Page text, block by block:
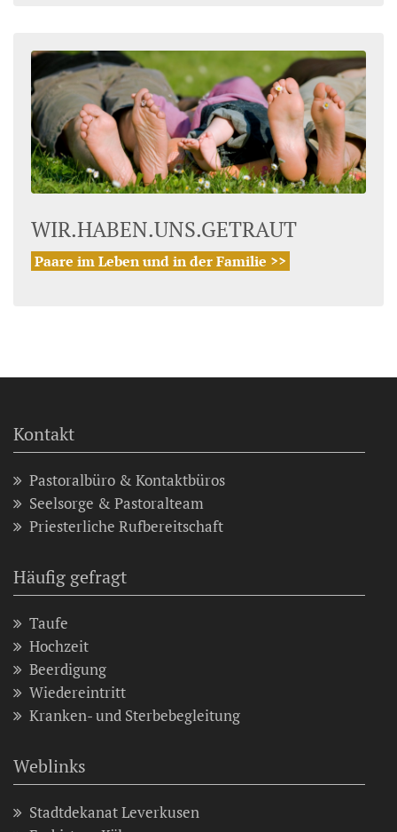
WIR.HABEN.UNS.GETRAUT
Paare im Leben und in der Familie >>
Kontakt
Pastoralbüro & Kontaktbüros
Seelsorge & Pastoralteam
Priesterliche Rufbereitschaft
Häufig gefragt
Taufe
Hochzeit
Beerdigung
Wiedereintritt
Kranken- und Sterbebegleitung
Weblinks
Stadtdekanat Leverkusen